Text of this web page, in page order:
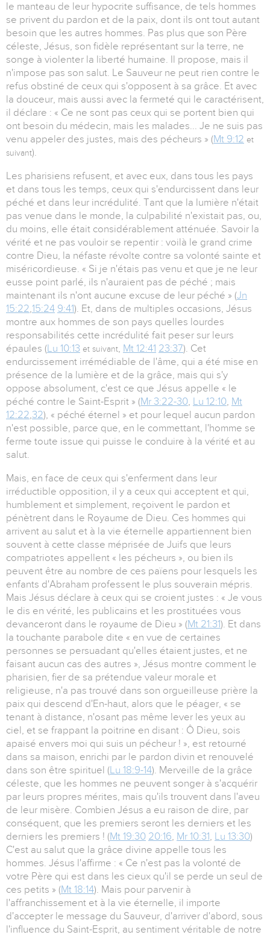
le manteau de leur hypocrite suffisance, de tels hommes
se privent du pardon et de la paix, dont ils ont tout autant
besoin que les autres hommes. Pas plus que son Père
céleste, Jésus, son fidèle représentant sur la terre, ne
songe à violenter la liberté humaine. Il propose, mais il
n'impose pas son salut. Le Sauveur ne peut rien contre le
refus obstiné de ceux qui s'opposent à sa grâce. Et avec
la douceur, mais aussi avec la fermeté qui le caractérisent,
il déclare : « Ce ne sont pas ceux qui se portent bien qui
ont besoin du médecin, mais les malades... Je ne suis pas
venu appeler des justes, mais des pécheurs » (Mt 9:12 et
suivant).
Les pharisiens refusent, et avec eux, dans tous les pays
et dans tous les temps, ceux qui s'endurcissent dans leur
péché et dans leur incrédulité. Tant que la lumière n'était
pas venue dans le monde, la culpabilité n'existait pas, ou,
du moins, elle était considérablement atténuée. Savoir la
vérité et ne pas vouloir se repentir : voilà le grand crime
contre Dieu, la néfaste révolte contre sa volonté sainte et
miséricordieuse. « Si je n'étais pas venu et que je ne leur
eusse point parlé, ils n'auraient pas de péché ; mais
maintenant ils n'ont aucune excuse de leur péché » (Jn
15:22,15:24 9:41). Et, dans de multiples occasions, Jésus
montre aux hommes de son pays quelles lourdes
responsabilités cette incrédulité fait peser sur leurs
épaules (Lu 10:13 et suivant, Mt 12:41 23:37). Cet
endurcissement irrémédiable de l'âme, qui a été mise en
présence de la lumière et de la grâce, mais qui s'y
oppose absolument, c'est ce que Jésus appelle « le
péché contre le Saint-Esprit » (Mr 3:22-30, Lu 12:10, Mt
12:22,32), « péché éternel » et pour lequel aucun pardon
n'est possible, parce que, en le commettant, l'homme se
ferme toute issue qui puisse le conduire à la vérité et au
salut.
Mais, en face de ceux qui s'enferment dans leur
irréductible opposition, il y a ceux qui acceptent et qui,
humblement et simplement, reçoivent le pardon et
pénètrent dans le Royaume de Dieu. Ces hommes qui
arrivent au salut et à la vie éternelle appartiennent bien
souvent à cette classe méprisée de Juifs que leurs
compatriotes appellent « les pécheurs », ou bien ils
peuvent être au nombre de ces païens pour lesquels les
enfants d'Abraham professent le plus souverain mépris.
Mais Jésus déclare à ceux qui se croient justes : « Je vous
le dis en vérité, les publicains et les prostituées vous
devanceront dans le royaume de Dieu » (Mt 21:31). Et dans
la touchante parabole dite « en vue de certaines
personnes se persuadant qu'elles étaient justes, et ne
faisant aucun cas des autres », Jésus montre comment le
pharisien, fier de sa prétendue valeur morale et
religieuse, n'a pas trouvé dans son orgueilleuse prière la
paix qui descend d'En-haut, alors que le péager, « se
tenant à distance, n'osant pas même lever les yeux au
ciel, et se frappant la poitrine en disant : Ô Dieu, sois
apaisé envers moi qui suis un pécheur ! », est retourné
dans sa maison, enrichi par le pardon divin et renouvelé
dans son être spirituel (Lu 18:9-14). Merveille de la grâce
céleste, que les hommes ne peuvent songer à s'acquérir
par leurs propres mérites, mais qu'ils trouvent dans l'aveu
de leur misère. Combien Jésus a eu raison de dire, par
conséquent, que les premiers seront les derniers et les
derniers les premiers ! (Mt 19:30 20:16, Mr 10:31, Lu 13:30)
C'est au salut que la grâce divine appelle tous les
hommes. Jésus l'affirme : « Ce n'est pas la volonté de
votre Père qui est dans les cieux qu'il se perde un seul de
ces petits » (Mt 18:14). Mais pour parvenir à
l'affranchissement et à la vie éternelle, il importe
d'accepter le message du Sauveur, d'arriver d'abord, sous
l'influence du Saint-Esprit, au sentiment véritable de notre